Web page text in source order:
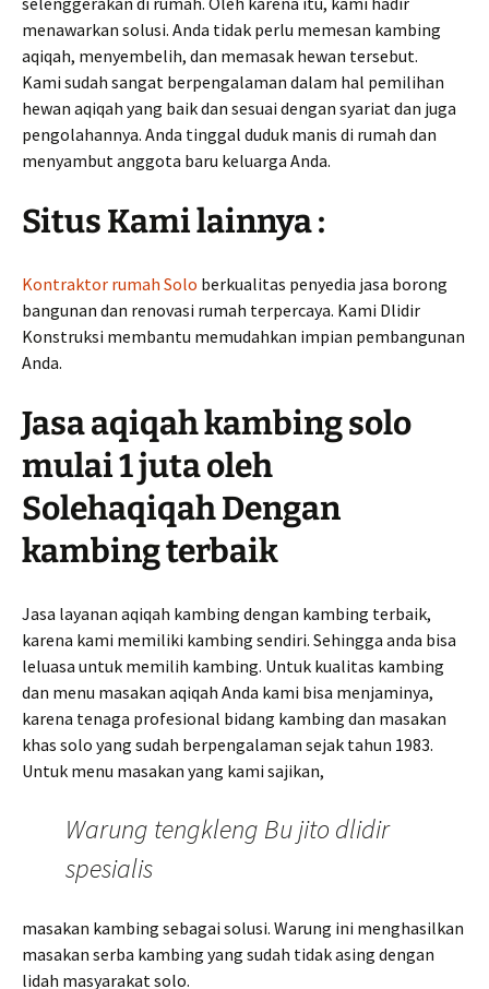
menawarkan solusi. Anda tidak perlu memesan kambing
aqiqah, menyembelih, dan memasak hewan tersebut.
Kami sudah sangat berpengalaman dalam hal pemilihan
hewan aqiqah yang baik dan sesuai dengan syariat dan juga
pengolahannya. Anda tinggal duduk manis di rumah dan
menyambut anggota baru keluarga Anda.
Situs Kami lainnya :
Kontraktor rumah Solo berkualitas penyedia jasa borong
bangunan dan renovasi rumah terpercaya. Kami Dlidir
Konstruksi membantu memudahkan impian pembangunan
Anda.
Jasa aqiqah kambing solo
mulai 1 juta oleh
Solehaqiqah Dengan
kambing terbaik
Jasa layanan aqiqah kambing dengan kambing terbaik,
karena kami memiliki kambing sendiri. Sehingga anda bisa
leluasa untuk memilih kambing. Untuk kualitas kambing
dan menu masakan aqiqah Anda kami bisa menjaminya,
karena tenaga profesional bidang kambing dan masakan
khas solo yang sudah berpengalaman sejak tahun 1983.
Untuk menu masakan yang kami sajikan,
Warung tengkleng Bu jito dlidir
spesialis
masakan kambing sebagai solusi. Warung ini menghasilkan
masakan serba kambing yang sudah tidak asing dengan
lidah masyarakat solo.